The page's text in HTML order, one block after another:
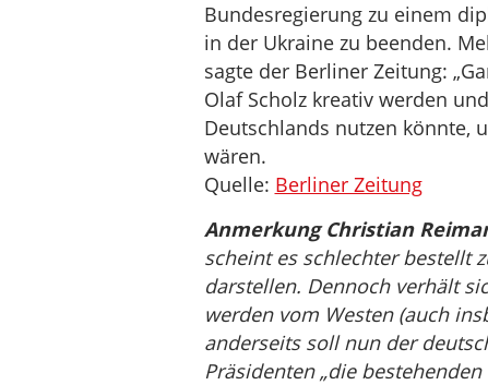
Bundesregierung zu einem
in der Ukraine zu beenden.
sagte der Berliner Zeitung:
Olaf Scholz kreativ werden
Deutschlands nutzen könnte,
wären.
Quelle: Berliner Zeitung
Anmerkung Christian
scheint es schlechter bestellt
darstellen. Dennoch verhält
werden vom Westen (auch
anderseits soll nun der
Präsidenten „die